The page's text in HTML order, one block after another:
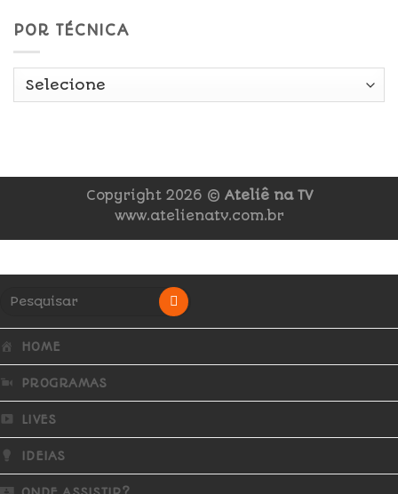
POR TÉCNICA
Copyright 2026 © Ateliê na TV
www.atelienatv.com.br
HOME
PROGRAMAS
LIVES
IDEIAS